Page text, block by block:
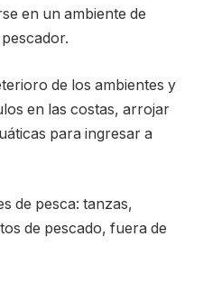
en un ambiente de
de los ambientes y
en las costas, arrojar
para ingresar a
de pesca: tanzas,
de pescado, fuera de